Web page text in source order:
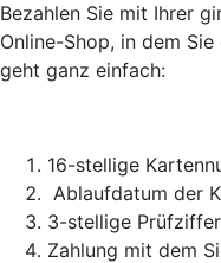
Bezahlen Sie mit Ihrer
Online-Shop, in dem
geht ganz einfach:
16-stellige
Ablaufdatum der
3-stellige
Zahlung mit dem